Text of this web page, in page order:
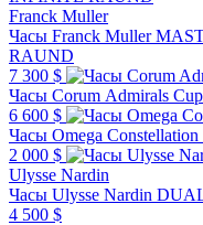
Franck Muller
Часы Franck Muller
RAUND
7 300 $
Часы Corum Admirals
6 600 $
Часы Omega
2 000 $
Ulysse Nardin
Часы Ulysse Nardin
4 500 $